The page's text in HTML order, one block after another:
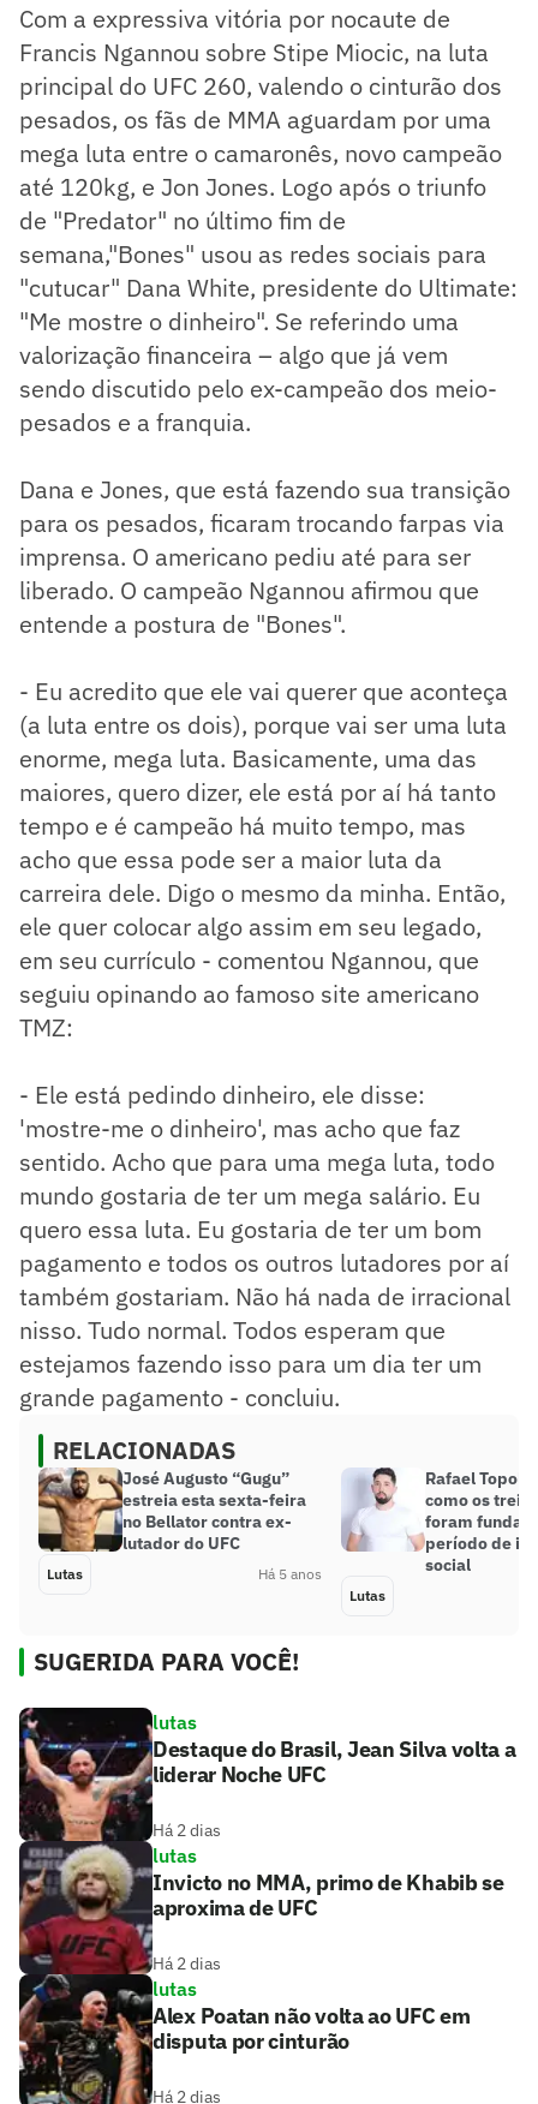
Com a expressiva vitória por nocaute de
Francis Ngannou sobre Stipe Miocic, na luta
principal do UFC 260, valendo o cinturão dos
pesados, os fãs de MMA aguardam por uma
mega luta entre o camaronês, novo campeão
até 120kg, e Jon Jones. Logo após o triunfo
de "Predator" no último fim de
semana,"Bones" usou as redes sociais para
"cutucar" Dana White, presidente do Ultimate:
"Me mostre o dinheiro". Se referindo uma
valorização financeira – algo que já vem
sendo discutido pelo ex-campeão dos meio-
pesados e a franquia.
Dana e Jones, que está fazendo sua transição
para os pesados, ficaram trocando farpas via
imprensa. O americano pediu até para ser
liberado. O campeão Ngannou afirmou que
entende a postura de "Bones".
- Eu acredito que ele vai querer que aconteça
(a luta entre os dois), porque vai ser uma luta
enorme, mega luta. Basicamente, uma das
maiores, quero dizer, ele está por aí há tanto
tempo e é campeão há muito tempo, mas
acho que essa pode ser a maior luta da
carreira dele. Digo o mesmo da minha. Então,
ele quer colocar algo assim em seu legado,
em seu currículo - comentou Ngannou, que
seguiu opinando ao famoso site americano
TMZ:
- Ele está pedindo dinheiro, ele disse:
'mostre-me o dinheiro', mas acho que faz
sentido. Acho que para uma mega luta, todo
mundo gostaria de ter um mega salário. Eu
quero essa luta. Eu gostaria de ter um bom
pagamento e todos os outros lutadores por aí
também gostariam. Não há nada de irracional
nisso. Tudo normal. Todos esperam que
estejamos fazendo isso para um dia ter um
grande pagamento - concluiu.
RELACIONADAS
José Augusto “Gugu”
estreia esta sexta-feira
no Bellator contra ex-
lutador do UFC
Lutas Há 5 anos
Rafael
como os
foram
período de
social
Lutas
SUGERIDA PARA VOCÊ!
lutas
Destaque do Brasil, Jean Silva volta a
liderar Noche UFC
Há 2 dias
lutas
Invicto no MMA, primo de Khabib se
aproxima de UFC
Há 2 dias
lutas
Alex Poatan não volta ao UFC em
disputa por cinturão
Há 2 dias